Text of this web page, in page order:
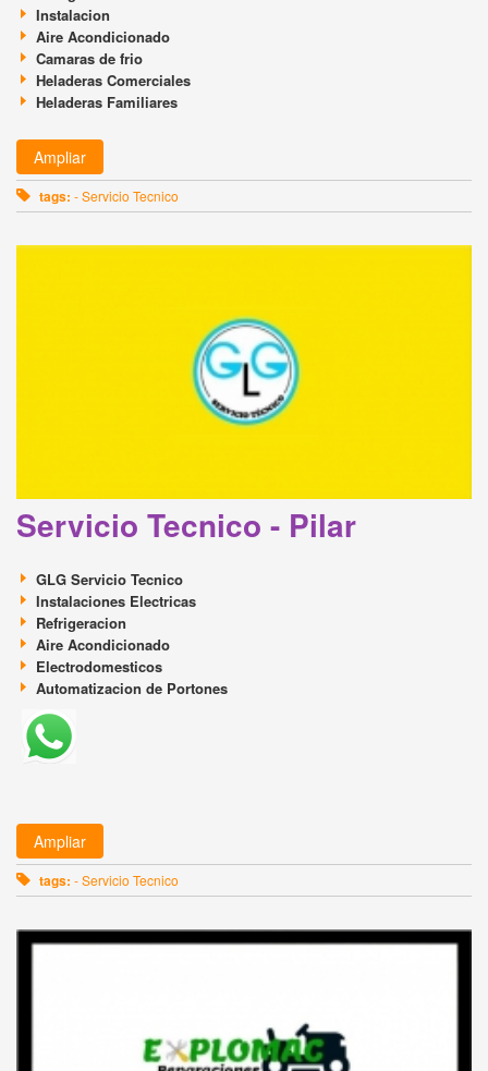
Instalacion
Aire Acondicionado
Camaras de frio
Heladeras Comerciales
Heladeras Familiares
Ampliar
tags: - Servicio Tecnico
Servicio Tecnico - Pilar
GLG Servicio Tecnico
Instalaciones Electricas
Refrigeracion
Aire Acondicionado
Electrodomesticos
Automatizacion de Portones
Ampliar
tags: - Servicio Tecnico